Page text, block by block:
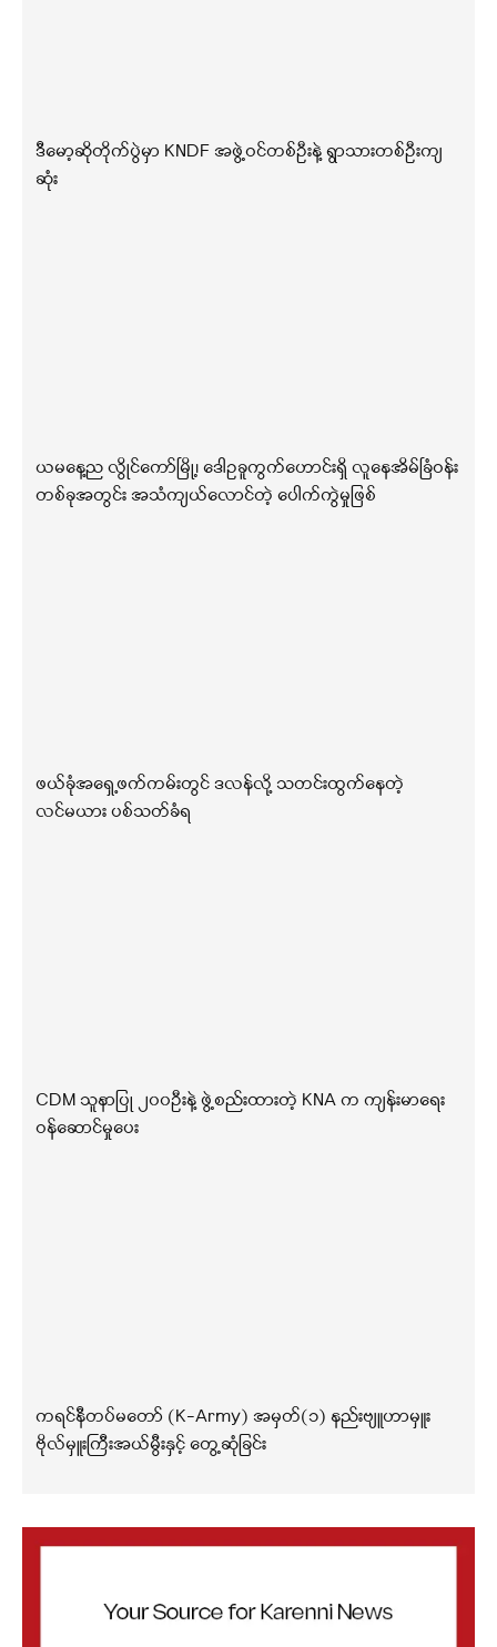
ဒီမော့ဆိုတိုက်ပွဲမှာ KNDF အဖွဲ့ဝင်တစ်ဦးနဲ့ ရွာသားတစ်ဦးကျ
ဆုံး
ယမနေ့ည လွိုင်ကော်မြို့၊ ဒေါဥခူကွက်ဟောင်းရှိ လူနေအိမ်ခြံဝန်း
တစ်ခုအတွင်း အသံကျယ်လောင်တဲ့ ပေါက်ကွဲမှုဖြစ်
ဖယ်ခုံအရှေ့ဖက်ကမ်းတွင် ဒလန်လို့ သတင်းထွက်နေတဲ့
လင်မယား ပစ်သတ်ခံရ
CDM သူနာပြု ၂၀၀ဦးနဲ့ ဖွဲ့စည်းထားတဲ့ KNA က ကျန်းမာရေး
ဝန်ဆောင်မှုပေး
ကရင်နီတပ်မတော် (K-Army) အမှတ်(၁) နည်းဗျူဟာမှူး
ဗိုလ်မှူးကြီးအယ်မွီးနှင့် တွေ့ဆုံခြင်း